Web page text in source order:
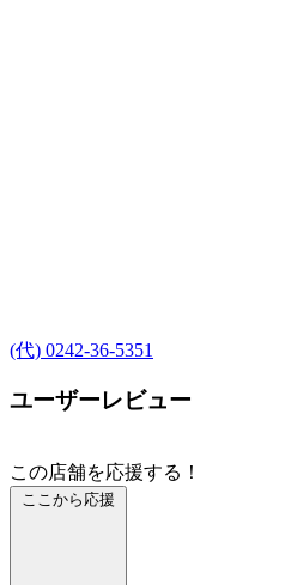
(代) 0242-36-5351
ユーザーレビュー
この店舗を応援する！
ここから応援